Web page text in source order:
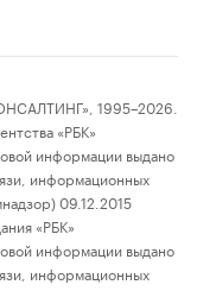
1995–2026.
«РБК»
информации выдано
информационных
09.12.2015
«РБК»
информации выдано
информационных